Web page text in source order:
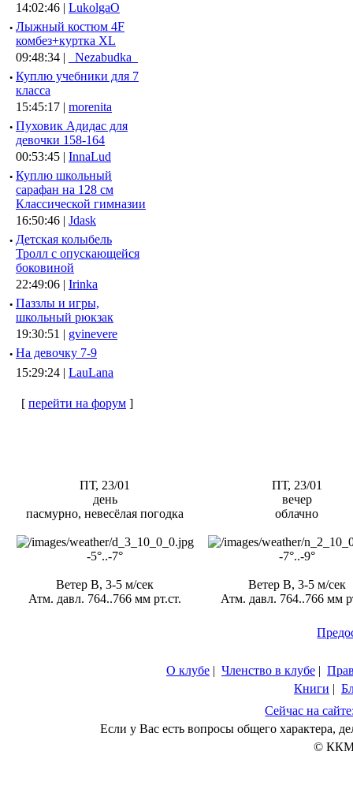
14:02:46 | LukolgaO
· Лыжный костюм 4F
комбез+куртка XL
09:48:34 |
_Nezabudka_
· Куплю учебники для 7
класса
15:45:17 | morenita
· Пуховик Адидас для
девочки 158-164
00:53:45 | InnaLud
· Куплю школьный
сарафан на 128 см
Классической гимназии
16:50:46 | Jdask
· Детская колыбель
Тролл с опускающейся
боковиной
22:49:06 | Irinka
· Паззлы и игры,
школьный рюкзак
19:30:51 | gvinevere
· Hа девочку 7-9
15:29:24 | LauLana
[ перейти на форум ]
ПТ, 23/01
день
пасмурно, невесёлая погодка
-5°..-7°
Ветер В, 3-5 м/сек
Атм. давл. 764..766 мм рт.ст.
ПТ, 23/01
вечер
облачно
-7°..-9°
Ветер В, 3-5 м/сек
Атм. давл. 764..766 мм
О клубе | Членство в клубе |
Книги |
Сейчас на
Если у Вас есть вопросы общего характера,
© ККМ